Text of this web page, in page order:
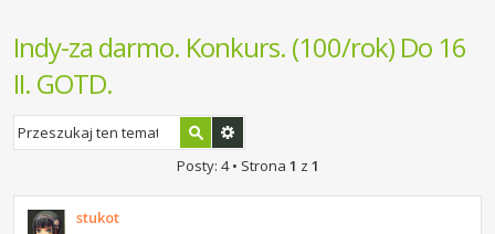
Indy-za darmo. Konkurs. (100/rok) Do 16
II. GOTD.
Posty: 4 • Strona 1 z 1
stukot